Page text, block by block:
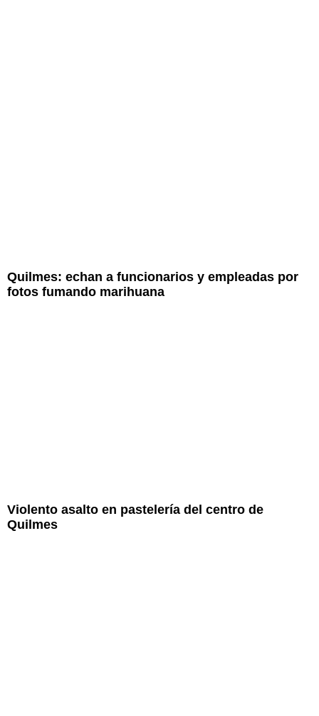
Quilmes: echan a funcionarios y empleadas por
fotos fumando marihuana
Violento asalto en pastelería del centro de
Quilmes